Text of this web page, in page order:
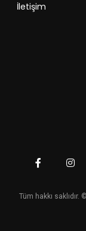
İletişim
Tüm hakkı